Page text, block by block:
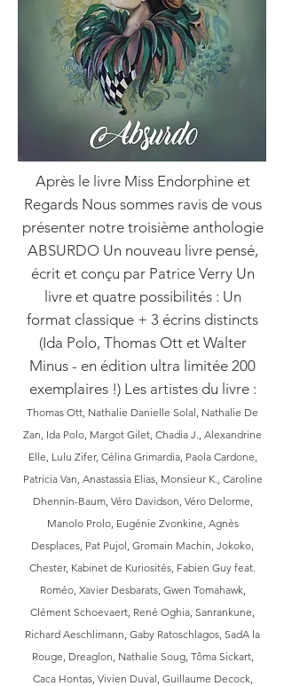
Après le livre Miss Endorphine et
Regards Nous sommes ravis de vous
présenter notre troisième anthologie
ABSURDO Un nouveau livre pensé,
écrit et conçu par Patrice Verry Un
livre et quatre possibilités : Un
format classique + 3 écrins distincts
(Ida Polo, Thomas Ott et Walter
Minus - en édition ultra limitée 200
exemplaires !) Les artistes du livre :
Thomas Ott, Nathalie Danielle Solal, Nathalie De
Zan, Ida Polo, Margot Gilet, Chadia J., Alexandrine
Elle, Lulu Zifer, Célina Grimardia, Paola Cardone,
Patricia Van, Anastassia Elias, Monsieur K., Caroline
Dhennin-Baum, Véro Davidson, Véro Delorme,
Manolo Prolo, Eugénie Zvonkine, Agnès
Desplaces, Pat Pujol, Gromain Machin, Jokoko,
Chester, Kabinet de Kuriosités, Fabien Guy feat.
Roméo, Xavier Desbarats, Gwen Tomahawk,
Clément Schoevaert, René Oghia, Sanrankune,
Richard Aeschlimann, Gaby Ratoschlagos, SadA la
Rouge, Dreaglon, Nathalie Soug, Tôma Sickart,
Caca Hontas, Vivien Duval, Guillaume Decock,